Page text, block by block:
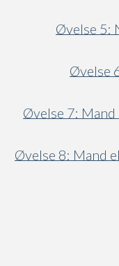
Øvelse 5:
Øvelse
Øvelse 7: Mand
Øvelse 8: Mand